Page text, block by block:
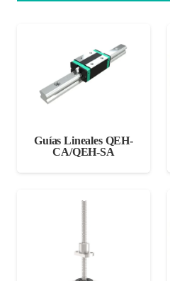
Guías Lineales QEH-
CA/QEH-SA